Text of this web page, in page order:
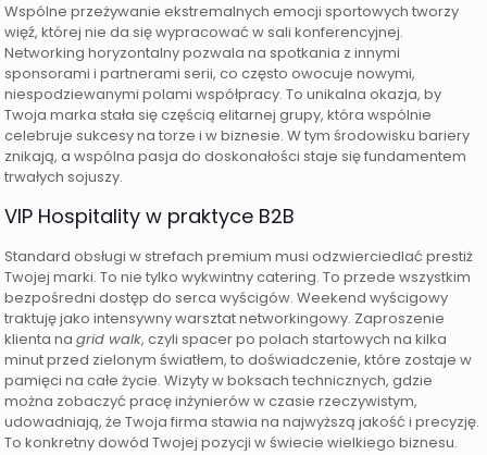
Wspólne przeżywanie ekstremalnych emocji sportowych tworzy
więź, której nie da się wypracować w sali konferencyjnej.
Networking horyzontalny pozwala na spotkania z innymi
sponsorami i partnerami serii, co często owocuje nowymi,
niespodziewanymi polami współpracy. To unikalna okazja, by
Twoja marka stała się częścią elitarnej grupy, która wspólnie
celebruje sukcesy na torze i w biznesie. W tym środowisku bariery
znikają, a wspólna pasja do doskonałości staje się fundamentem
trwałych sojuszy.
VIP Hospitality w praktyce B2B
Standard obsługi w strefach premium musi odzwierciedlać prestiż
Twojej marki. To nie tylko wykwintny catering. To przede wszystkim
bezpośredni dostęp do serca wyścigów. Weekend wyścigowy
traktuję jako intensywny warsztat networkingowy. Zaproszenie
klienta nagrid walk, czyli spacer po polach startowych na kilka
minut przed zielonym światłem, to doświadczenie, które zostaje w
pamięci na całe życie. Wizyty w boksach technicznych, gdzie
można zobaczyć pracę inżynierów w czasie rzeczywistym,
udowadniają, że Twoja firma stawia na najwyższą jakość i precyzję.
To konkretny dowód Twojej pozycji w świecie wielkiego biznesu.